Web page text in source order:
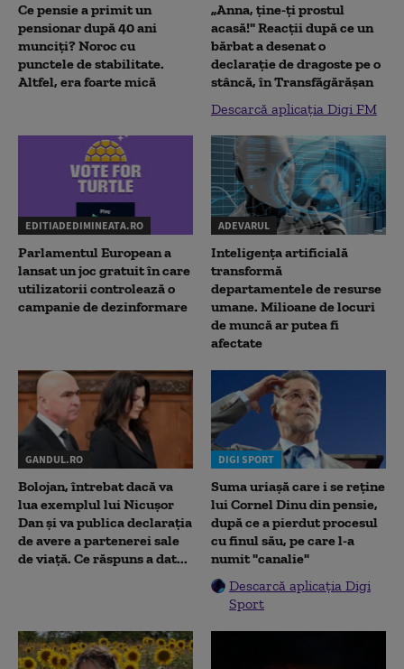
Ce pensie a primit un
pensionar după 40 ani
munciți? Noroc cu
punctele de stabilitate.
Altfel, era foarte mică
„Anna, ţine-ţi prostul
acasă!" Reacţii după ce un
bărbat a desenat o
declaraţie de dragoste pe o
stâncă, în Transfăgărăşan
Descarcă aplicația Digi FM
EDITIADEDIMINEATA.RO
Parlamentul European a
lansat un joc gratuit în care
utilizatorii controlează o
campanie de dezinformare
ADEVARUL
Inteligența artificială
transformă
departamentele de resurse
umane. Milioane de locuri
de muncă ar putea fi
afectate
GANDUL.RO
Bolojan, întrebat dacă va
lua exemplul lui Nicușor
Dan și va publica declarația
de avere a partenerei sale
de viață. Ce răspuns a dat...
DIGI SPORT
Suma uriașă care i se reține
lui Cornel Dinu din pensie,
după ce a pierdut procesul
cu finul său, pe care l-a
numit "canalie"
Descarcă aplicația Digi
Sport